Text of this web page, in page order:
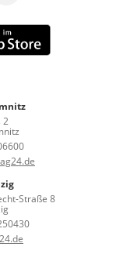
2
Straße 8